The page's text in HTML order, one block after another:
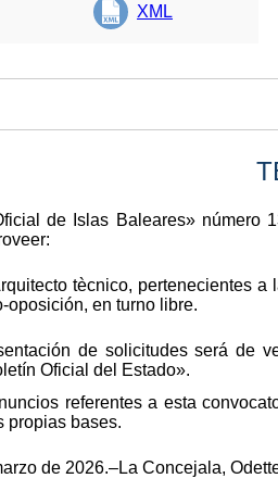
XML
de Islas Baleares»
tècnico, pertenecientes
oposición, en turno libre.
de solicitudes será de
Oficial del Estado».
referentes a esta
propias bases.
de 2026.–La Concejala,